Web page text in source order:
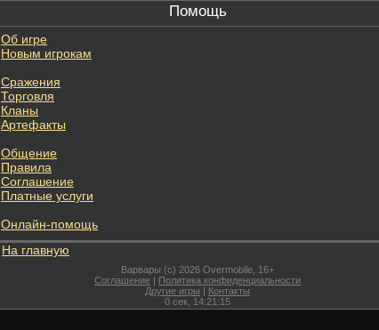
Помощь
Об игре
Новым игрокам
Сражения
Торговля
Кланы
Артефакты
Общение
Правила
Соглашение
Платные услуги
Онлайн-помощь
На главную
Варвары (c) 2026 Overmobile, 16+
Соглашение | Политика конфиденциальности
Другие игры | Контакты
0 сек, 14:21:15